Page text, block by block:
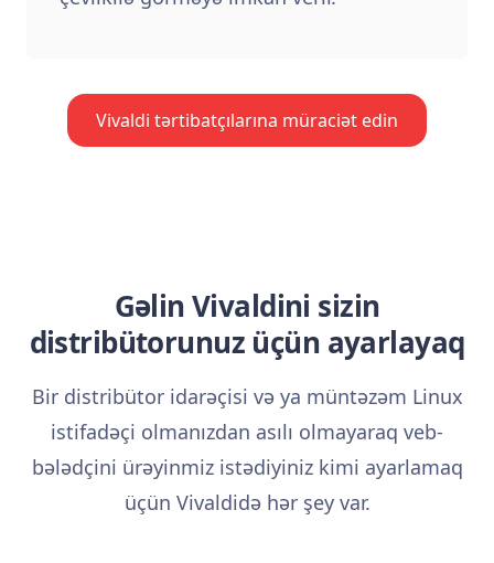
Vivaldi tərtibatçılarına müraciət edin
Gəlin Vivaldini sizin
distribütorunuz üçün ayarlayaq
Bir distribütor idarəçisi və ya müntəzəm Linux
istifadəçi olmanızdan asılı olmayaraq veb-
bələdçini ürəyinmiz istədiyiniz kimi ayarlamaq
üçün Vivaldidə hər şey var.